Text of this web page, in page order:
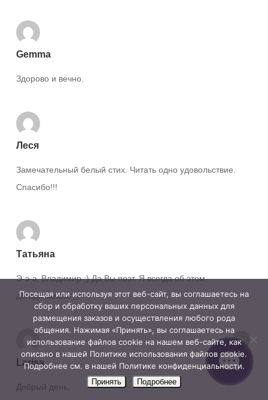
Gemma
Здорово и вечно.
Леся
Замечательный белый стих. Читать одно удовольствие.
Спасибо!!!
Татьяна
Э-э-э, Владимир :) Да Вы поэт. Я всегда об этом
догадывалась ;)
Larisa
Добрый день.
Посещая или используя этот веб-сайт, вы соглашаетесь на
сбор и обработку ваших персональных данных для
размещения заказов и осуществления любого рода
общения. Нажимая «Принять», вы соглашаетесь на
использование файлов cookie на нашем веб-сайте, как
описано в нашей Политике использования файлов cookie.
Подробнее см. в нашей Политике конфиденциальности.
Принять Подробнее